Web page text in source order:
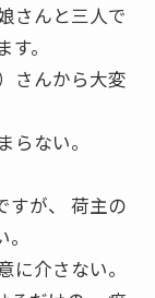
さんと三人で
。
さんから大変
ない。
すが、 荷主の
介さない。